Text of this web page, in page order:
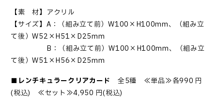
【素 材】アクリル
【サイズ】A：（組み立て前）W100×H100mm、（組み立
て後）W52×H51×D25mm
B：（組み立て前）W100×H100mm、（組み立
て後）W51×H56×D25mm
■レンチキュラークリアカード
全5種 ≪単品≫各990 円
(税込) ≪セット≫4,950 円(税込)